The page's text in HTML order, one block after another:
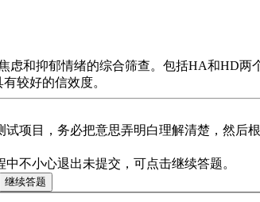
和抑郁情绪的综合筛查。包括HA和HD两
较好的信效度。
试项目，务必把意思弄明白理解清楚，然后
不小心退出未提交，可点击继续答题。